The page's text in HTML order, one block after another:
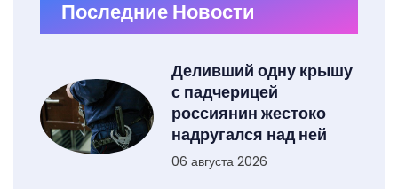
Последние Новости
Деливший одну крышу
с падчерицей
россиянин жестоко
надругался над ней
06 августа 2026